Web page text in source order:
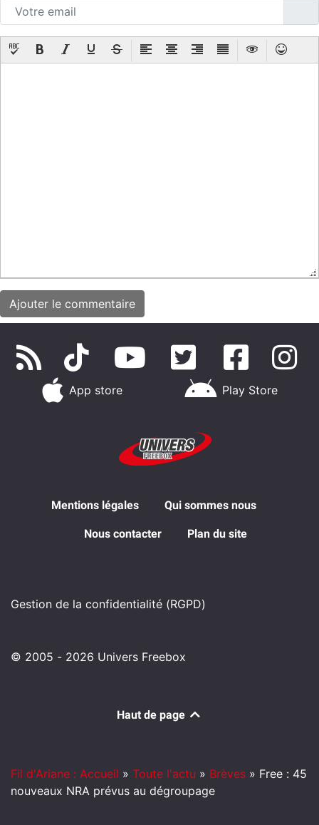
App store Play Store
Mentions légales Qui sommes nous
Nous contacter Plan du site
Gestion de la confidentialité (RGPD)
© 2005 - 2026 Univers Freebox
Haut de page
Fil d'Ariane : Accueil » Toute l'actu » Brèves » Free : 45
nouveaux NRA prévus au dégroupage